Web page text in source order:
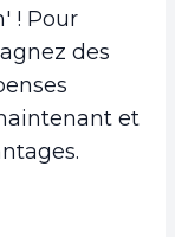
! Pour
des
et